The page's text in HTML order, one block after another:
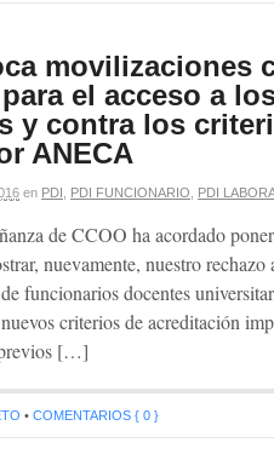
movilizaciones
el acceso a
y contra los
ANECA
en PDI PDI FUNCIONARIO PDI
de CCOO ha acordado
nuevamente, nuestro
de funcionarios docentes
criterios de acreditación
[…]
• COMENTARIOS { 0 }